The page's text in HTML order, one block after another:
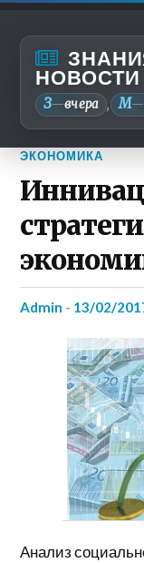
НОВОСТИ
З—вчера , М—
ЭКОНОМИКА
admin - 13/02/
Анализ